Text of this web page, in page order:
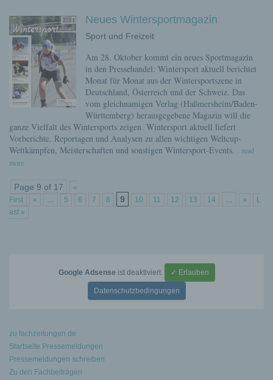
Neues Wintersportmagazin
Sport und Freizeit
Am 28. Oktober kommt ein neues Sportmagazin
in den Pressehandel: Wintersport aktuell berichtet
Monat für Monat aus der Wintersportszene in
Deutschland, Österreich und der Schweiz. Das
vom gleichnamigen Verlag (Haßmersheim/Baden-
Württemberg) herausgegebene Magazin will die
ganze Vielfalt des Wintersports zeigen. Wintersport aktuell liefert
Vorberichte, Reportagen und Analysen zu allen wichtigen Weltcup-
Wettkämpfen, Meisterschaften und sonstigen Wintersport-Events. ...read
more
Page 9 of 17
«
First
« 5 6 7 8 9 10 11 12 13 14 »
L
ast »
Google Adsense ist deaktiviert. ✓ Erlauben
Datenschutzbedingungen
zu fachzeitungen.de
Startseite Pressemeldungen
Pressemeldungen schreiben
Zu den Fachbeiträgen